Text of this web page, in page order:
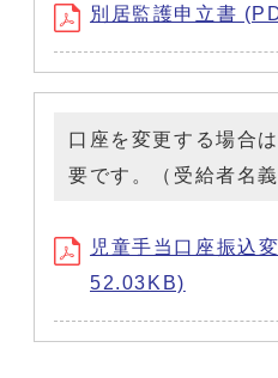
別居監護申立書
口座を変更する場合
要です。（受給者名
児童手当口座振込
52.03KB)